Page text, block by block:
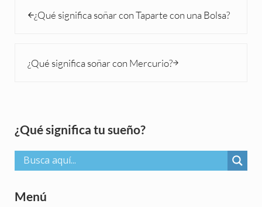
¿Qué significa soñar con Taparte con una Bolsa?
¿Qué significa soñar con Mercurio?
Sidebar
¿Qué significa tu sueño?
Menú